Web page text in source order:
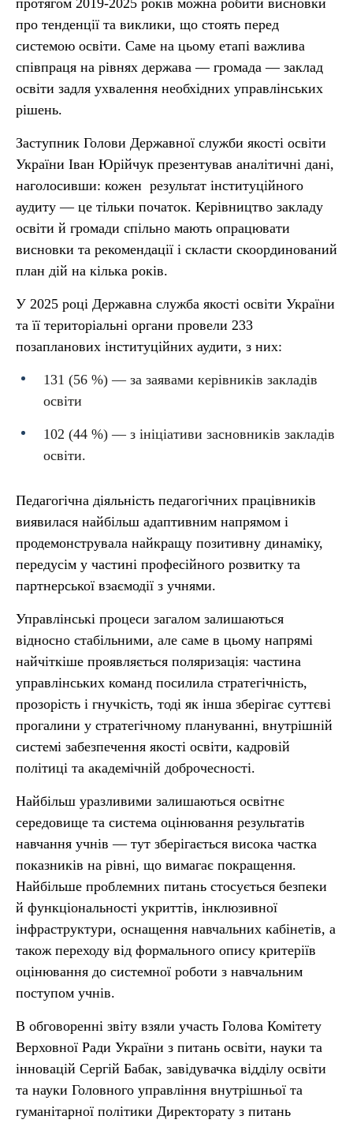
протягом 2019-2025 років можна робити висновки
про тенденції та виклики, що стоять перед
системою освіти. Саме на цьому етапі важлива
співпраця на рівнях держава — громада — заклад
освіти задля ухвалення необхідних управлінських
рішень.
Заступник Голови Державної служби якості освіти
України Іван Юрійчук презентував аналітичні дані,
наголосивши: кожен результат інституційного
аудиту — це тільки початок. Керівництво закладу
освіти й громади спільно мають опрацювати
висновки та рекомендації і скласти скоординований
план дій на кілька років.
У 2025 році Державна служба якості освіти України
та її територіальні органи провели 233
позапланових інституційних аудити, з них:
131 (56 %) — за заявами керівників закладів
освіти
102 (44 %) — з ініціативи засновників закладів
освіти.
Педагогічна діяльність педагогічних працівників
виявилася найбільш адаптивним напрямом і
продемонструвала найкращу позитивну динаміку,
передусім у частині професійного розвитку та
партнерської взаємодії з учнями.
Управлінські процеси загалом залишаються
відносно стабільними, але саме в цьому напрямі
найчіткіше проявляється поляризація: частина
управлінських команд посилила стратегічність,
прозорість і гнучкість, тоді як інша зберігає суттєві
прогалини у стратегічному плануванні, внутрішній
системі забезпечення якості освіти, кадровій
політиці та академічній доброчесності.
Найбільш уразливими залишаються освітнє
середовище та система оцінювання результатів
навчання учнів — тут зберігається висока частка
показників на рівні, що вимагає покращення.
Найбільше проблемних питань стосується безпеки
й функціональності укриттів, інклюзивної
інфраструктури, оснащення навчальних кабінетів, а
також переходу від формального опису критеріїв
оцінювання до системної роботи з навчальним
поступом учнів.
В обговоренні звіту взяли участь Голова Комітету
Верховної Ради України з питань освіти, науки та
інновацій Сергій Бабак, завідувачка відділу освіти
та науки Головного управління внутрішньої та
гуманітарної політики Директорату з питань